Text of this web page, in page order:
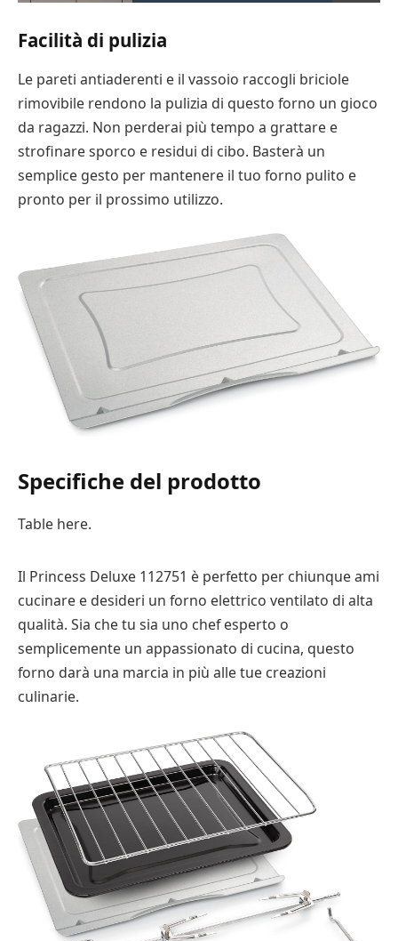
Facilità di pulizia
Le pareti antiaderenti e il vassoio raccogli briciole
rimovibile rendono la pulizia di questo forno un gioco
da ragazzi. Non perderai più tempo a grattare e
strofinare sporco e residui di cibo. Basterà un
semplice gesto per mantenere il tuo forno pulito e
pronto per il prossimo utilizzo.
Specifiche del prodotto
Table here.
Il Princess Deluxe 112751 è perfetto per chiunque ami
cucinare e desideri un forno elettrico ventilato di alta
qualità. Sia che tu sia uno chef esperto o
semplicemente un appassionato di cucina, questo
forno darà una marcia in più alle tue creazioni
culinarie.